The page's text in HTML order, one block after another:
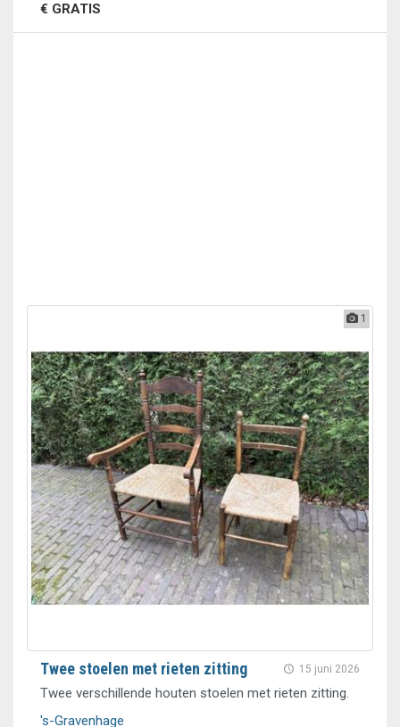
€ GRATIS
1
15 juni 2026
Twee stoelen met rieten zitting
Twee verschillende houten stoelen met rieten zitting.
's-Gravenhage